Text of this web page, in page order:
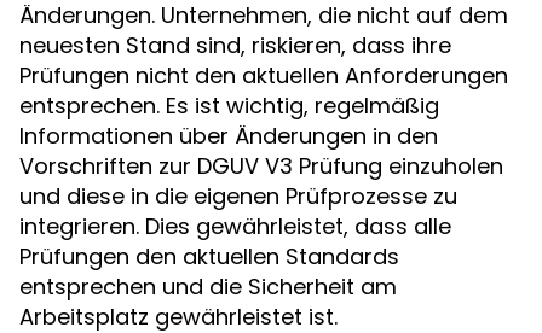
Änderungen. Unternehmen, die nicht auf dem
neuesten Stand sind, riskieren, dass ihre
Prüfungen nicht den aktuellen Anforderungen
entsprechen. Es ist wichtig, regelmäßig
Informationen über Änderungen in den
Vorschriften zur DGUV V3 Prüfung einzuholen
und diese in die eigenen Prüfprozesse zu
integrieren. Dies gewährleistet, dass alle
Prüfungen den aktuellen Standards
entsprechen und die Sicherheit am
Arbeitsplatz gewährleistet ist.